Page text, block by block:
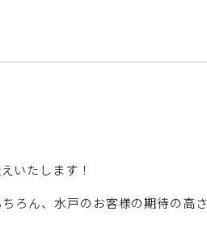
いたします！
ろん、水戸のお客様の期待の高